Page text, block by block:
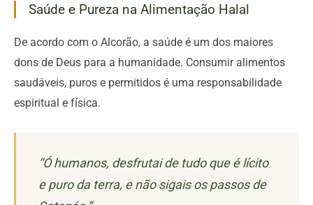
Saúde e Pureza na Alimentação Halal
De acordo com o Alcorão, a saúde é um dos maiores
dons de Deus para a humanidade. Consumir alimentos
saudáveis, puros e permitidos é uma responsabilidade
espiritual e física.
“Ó humanos, desfrutai de tudo que é lícito
e puro da terra, e não sigais os passos de